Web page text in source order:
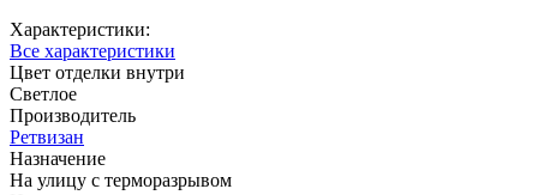
Характеристики:
Все характеристики
Цвет отделки внутри
Светлое
Производитель
Ретвизан
Назначение
На улицу с терморазрывом